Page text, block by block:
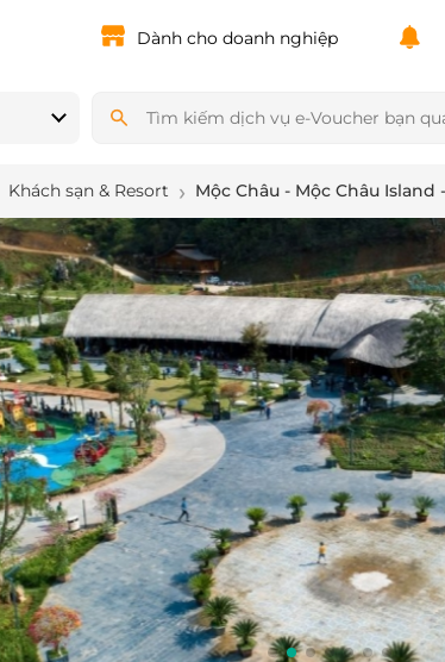
Dành cho doanh nghiệp
Khách sạn & Resort Mộc Châu - Mộc Châu